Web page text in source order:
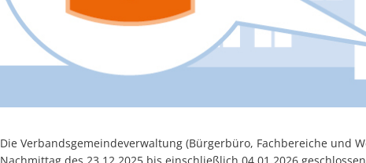
Die Verbandsgemeindeverwaltung (Bürgerbüro, Fachbereiche und